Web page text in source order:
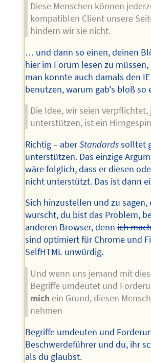
Diese Menschen können
kompatiblen Client unsere
hindern wir sie nicht.
… und dann so einen, deinen
hier im Forum lesen zu
man konnte auch damals den
benutzen, warum gab's bloß so
Die Idee, wir seien
unterstützen, ist ein
Richtig – aberStandardssolltet
unterstützen. Das einzige
wäre folglich, dass er diesen
nicht unterstützt. Das ist dann
Sich hinzustellen und zu
wurscht, du bist das Problem,
anderen Browser, dennich
sind optimiert für Chrome und
SelfHTML unwürdig.
Und wenn uns jemand mit
Begriffe umdeutet und
mich ein Grund, diesen
nehmen
Begriffe umdeuten und
Beschwerdeführer und du, ihr
als du glaubst.